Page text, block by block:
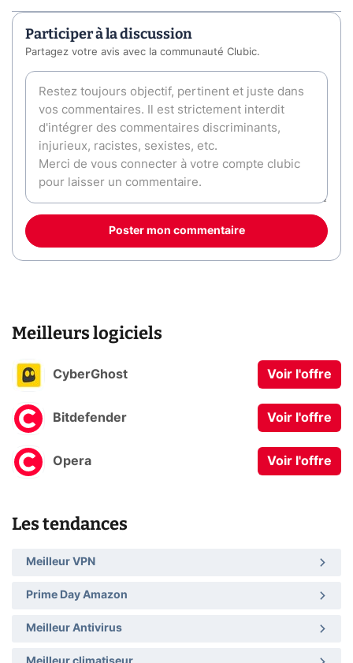
Participer à la discussion
Partagez votre avis avec la communauté Clubic.
Poster mon commentaire
Meilleurs logiciels
CyberGhost Voir l'offre
Bitdefender Voir l'offre
Opera Voir l'offre
Les tendances
Meilleur VPN
Prime Day Amazon
Meilleur Antivirus